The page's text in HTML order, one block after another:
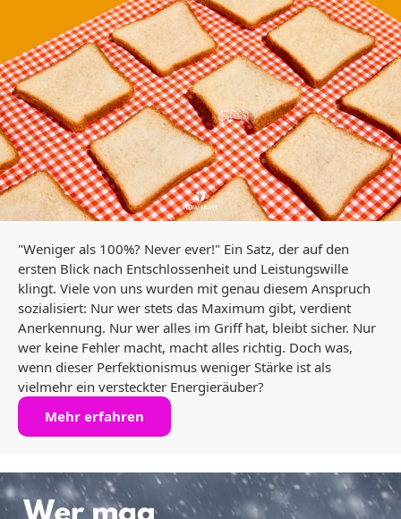
"Weniger als 100%? Never ever!" Ein Satz, der auf den
ersten Blick nach Entschlossenheit und Leistungswille
klingt. Viele von uns wurden mit genau diesem Anspruch
sozialisiert: Nur wer stets das Maximum gibt, verdient
Anerkennung. Nur wer alles im Griff hat, bleibt sicher. Nur
wer keine Fehler macht, macht alles richtig. Doch was,
wenn dieser Perfektionismus weniger Stärke ist als
vielmehr ein versteckter Energieräuber?
Mehr erfahren